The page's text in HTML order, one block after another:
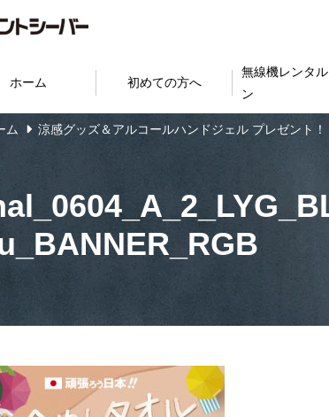
ホーム 初めての方へ
無線機レンタ
ン
ム 涼感グッズ＆アルコールハンドジェル プレゼント！